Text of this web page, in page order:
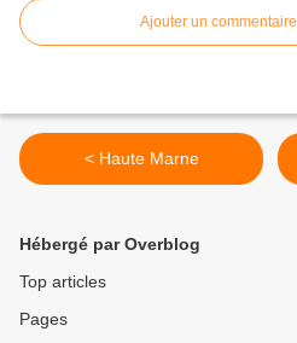
Ajouter un commentaire
< Haute Marne
Hébergé par Overblog
Top articles
Pages